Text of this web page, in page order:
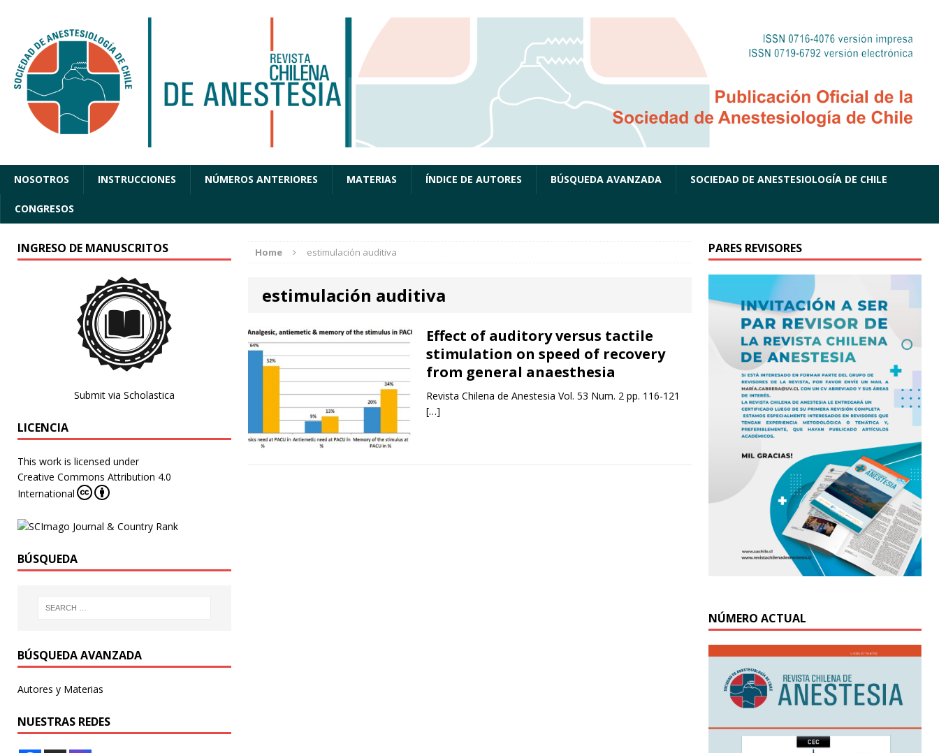
NOSOTROS INSTRUCCIONES NÚMEROS ANTERIORES MATERIAS ÍNDICE DE AUTORES BÚSQUEDA AVANZADA SOCIEDAD DE ANESTESIOLOGÍA DE CHILE
CONGRESOS
Home estimulación auditiva
estimulación auditiva
Effect of auditory versus tactile
stimulation on speed of recovery
from general anaesthesia
Revista Chilena de Anestesia Vol. 53 Num. 2 pp. 116-121
[…]
INGRESO DE MANUSCRITOS
Submit via Scholastica
LICENCIA
This work is licensed under
Creative Commons Attribution 4.0
International
BÚSQUEDA
BÚSQUEDA AVANZADA
Autores y Materias
NUESTRAS REDES
PARES REVISORES
NÚMERO ACTUAL